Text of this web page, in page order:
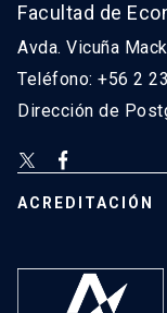
Facultad de
Avda. Vicuña
Teléfono: +56 2
Dirección de
ACREDITACIÓN